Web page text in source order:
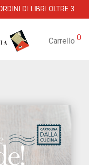
SPEDIZIONI GRATUITE IN ITALIA PER ORDINI DI LIBRI OLTRE 39 €
Carrello 0